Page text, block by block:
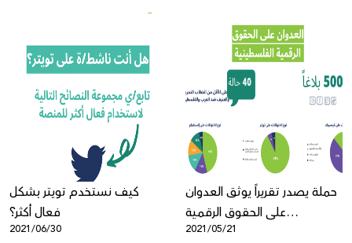
كيف نستخدم تويتر بشكل
فعال أكثر؟
2021/06/30
حملة يصدر تقريراً يوثق العدوان
على الحقوق الرقمية
الفلسطينية
2021/05/21